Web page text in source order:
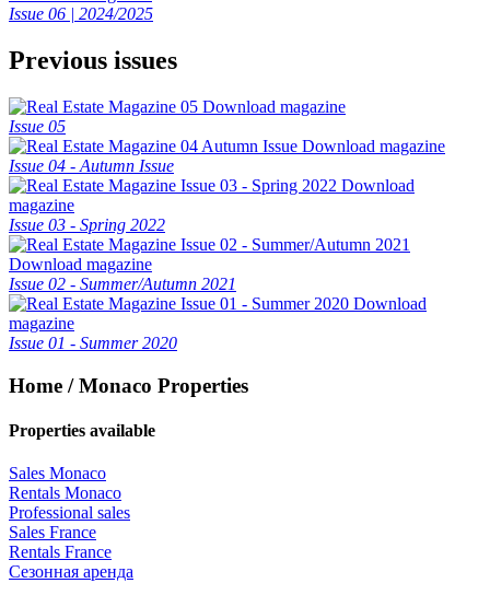
Issue 06 | 2024/2025
Previous issues
Download magazine
Issue 05
Download magazine
Issue 04 - Autumn Issue
Download
magazine
Issue 03 - Spring 2022
Download magazine
Issue 02 - Summer/Autumn 2021
Download
magazine
Issue 01 - Summer 2020
Home / Monaco Properties
Properties available
Sales Monaco
Rentals Monaco
Professional sales
Sales France
Rentals France
Сезонная аренда